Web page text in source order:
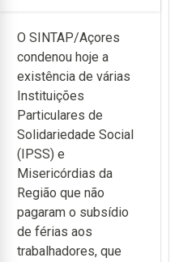
O SINTAP/Açores
condenou hoje a
existência de várias
Instituições
Particulares de
Solidariedade Social
(IPSS) e
Misericórdias da
Região que não
pagaram o subsídio
de férias aos
trabalhadores, que